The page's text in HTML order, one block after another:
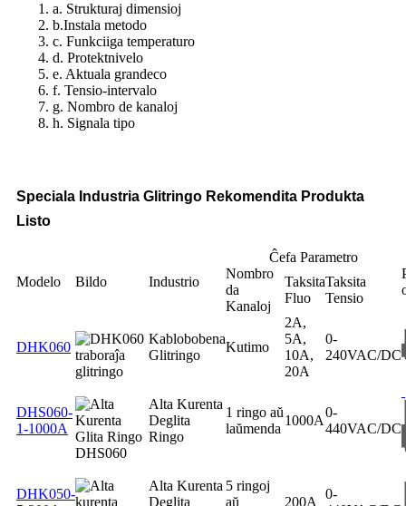
a. Strukturaj dimensioj
b.Instala metodo
c. Funkciiga temperaturo
d. Protektnivelo
e. Aktuala grandeco
f. Tensio-intervalo
g. Nombro de kanaloj
h. Signala tipo
Speciala Industria Glitringo Rekomendita Produkta
Listo
Modelo Bildo Industrio
Ĉefa Parametro
Nombro
da
Kanaloj
Taksita
Fluo
Taksita
Tensio
DHK060
Kablobobena
Glitringo
Kutimo
2A,
5A,
10A,
20A
0-
240VAC/DC
DHS060-
1-1000A
Alta Kurenta
Deglita
Ringo
1 ringo aŭ
laŭmenda
1000A
0-
440VAC/DC
DHK050-
Alta Kurenta
Deglita
5 ringoj
aŭ
200A
0-